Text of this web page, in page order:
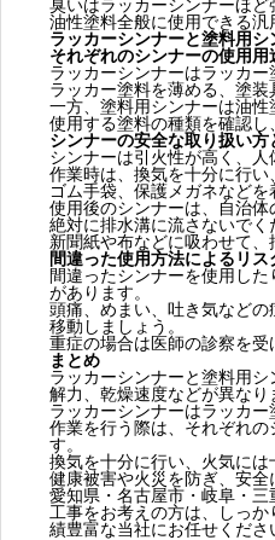
臭いはラッカーシンナーほ
油性塗料全般に使用できる
ラッカーシンナーと塗料用
それぞれのシンナーの使用用
ラッカーシンナーはラッカー
ラッカー塗料を薄める、塗装
一方、塗料用シンナーは油
使用する塗料の種類を確認し
シンナーの安全な取り扱い方
シンナーは引火性が高く、
作業時は、換気を十分に行い
ゴム手袋、保護メガネなど
使用後のシンナーは、自治
絶対に排水溝に流さないでく
新聞紙や布などに吸わせて
間違った使用方法によるリス
間違ったシンナーを使用し
があります。
頭痛、めまい、吐き気など
移動しましょう。
重症の場合は医師の診察を受
まとめ
ラッカーシンナーと塗料用
解力、乾燥速度などが異なり
ラッカーシンナーはラッカ
作業を行う際は、それぞれ
す。
換気を十分に行い、火気に
健康被害や火災を防ぎ、安全
愛知県・名古屋市・岐阜・
工事をお考えの方は、しっ
績豊富な当社にお任せくださ